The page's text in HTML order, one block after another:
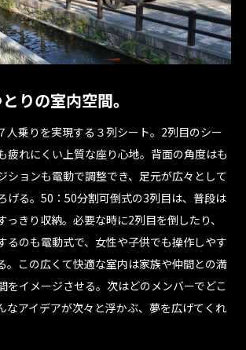
りの室内空間。
人乗りを実現する３列シート。2列目のシー
疲れにくい上質な座り心地。背面の角度はも
ションも電動で調整でき、足元が広々として
げる。50：50分割可倒式の3列目は、普段は
っきり収納。必要な時に2列目を倒したり、
るのも電動式で、女性や子供でも操作しやす
。この広くて快適な室内は家族や仲間との満
をイメージさせる。次はどのメンバーでどこ
なアイデアが次々と浮かぶ、夢を広げてくれ